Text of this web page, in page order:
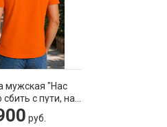
мужская "Нас
с пути, нам
куда идти"
руб.